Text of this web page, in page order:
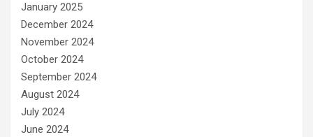
January 2025
December 2024
November 2024
October 2024
September 2024
August 2024
July 2024
June 2024